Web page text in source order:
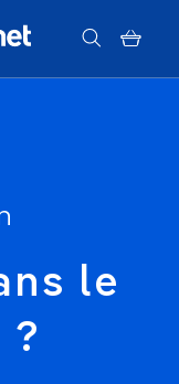
le
?